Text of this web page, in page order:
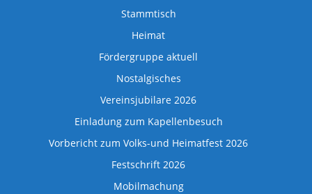
Stammtisch
Heimat
Fördergruppe aktuell
Nostalgisches
Vereinsjubilare 2026
Einladung zum Kapellenbesuch
Vorbericht zum Volks-und Heimatfest 2026
Festschrift 2026
Mobilmachung